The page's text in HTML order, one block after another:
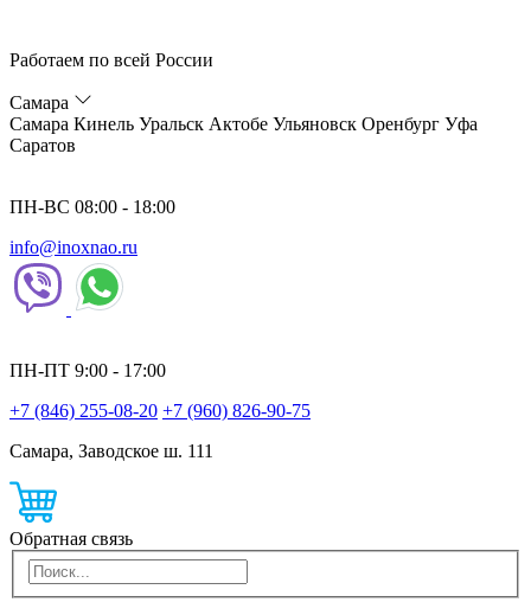
Работаем по всей России
Самара
Самара Кинель Уральск Актобе Ульяновск Оренбург Уфа
Саратов
ПН-ВС 08:00 - 18:00
info@inoxnao.ru
ПН-ПТ 9:00 - 17:00
+7 (846) 255-08-20 +7 (960) 826-90-75
Самара, Заводское ш. 111
Обратная связь